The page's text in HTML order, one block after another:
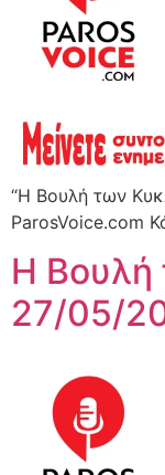
“Η Βουλή των
ParosVoice.com
Η
27/05/